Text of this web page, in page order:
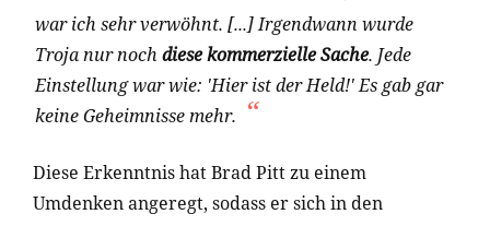
war ich sehr verwöhnt. [...] Irgendwann wurde
Troja nur noch diese kommerzielle Sache. Jede
Einstellung war wie: 'Hier ist der Held!' Es gab gar
keine Geheimnisse mehr.
Diese Erkenntnis hat Brad Pitt zu einem
Umdenken angeregt, sodass er sich in den